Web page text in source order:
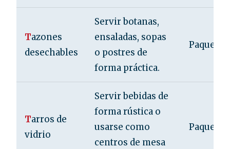
Tazones
desechables
Servir botanas,
ensaladas, sopas
o postres de
forma práctica.
Paquete
Tarros de
vidrio
Servir bebidas de
forma rústica o
usarse como
centros de mesa
Paquete